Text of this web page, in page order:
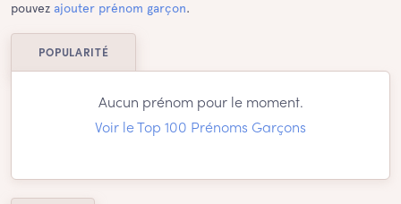
pouvez ajouter prénom garçon.
POPULARITÉ
Aucun prénom pour le moment.
Voir le Top 100 Prénoms Garçons